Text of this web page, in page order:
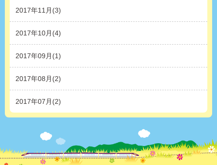
2017年11月(3)
2017年10月(4)
2017年09月(1)
2017年08月(2)
2017年07月(2)